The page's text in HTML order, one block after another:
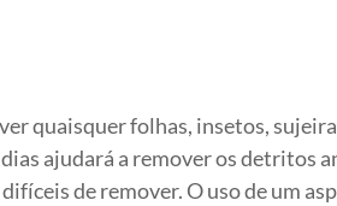
quaisquer folhas, insetos,
ajudará a remover os detritos
de remover. O uso de um